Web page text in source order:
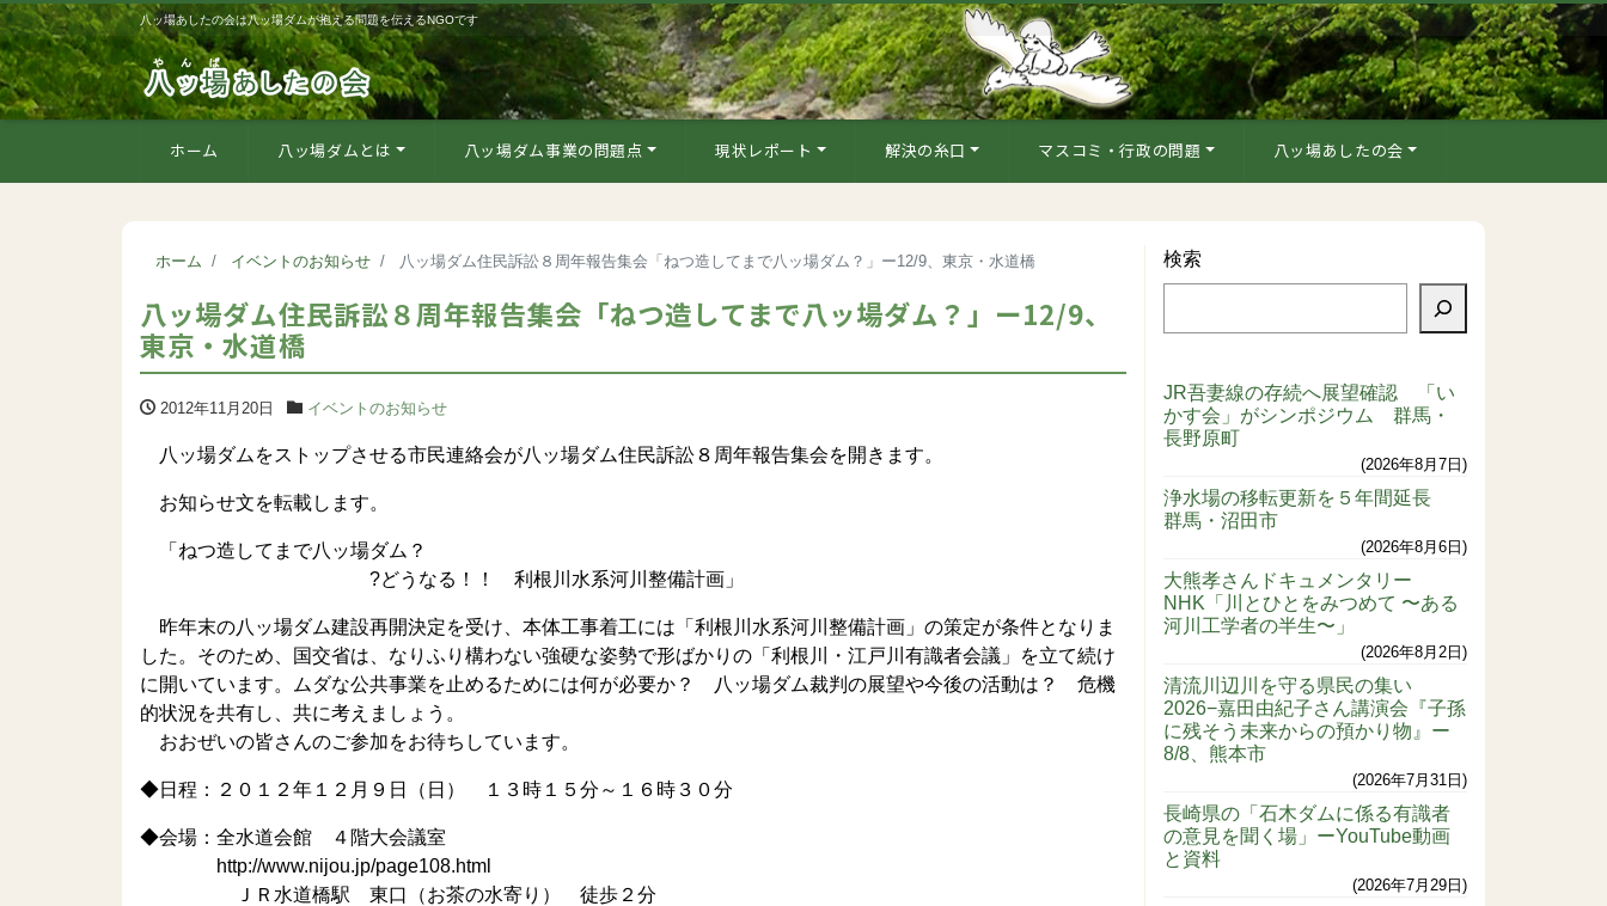
八ッ場あしたの会は八ッ場ダムが抱える問題を伝えるNGOです
ホーム 八ッ場ダムとは 八ッ場ダム事業の問題点 現状レポート 解決の糸口 マスコミ・行政の問題 八ッ場あしたの会
ホーム イベントのお知らせ 八ッ場ダム住民訴訟８周年報告集会「ねつ造してまで八ッ場ダム？」ー12/9、東京・水道橋
八ッ場ダム住民訴訟８周年報告集会「ねつ造してまで八ッ場ダム？」ー12/9、
東京・水道橋
2012年11月20日 イベントのお知らせ
八ッ場ダムをストップさせる市民連絡会が八ッ場ダム住民訴訟８周年報告集会を開きます。
お知らせ文を転載します。
「ねつ造してまで八ッ場ダム？
?どうなる！！ 利根川水系河川整備計画」
昨年末の八ッ場ダム建設再開決定を受け、本体工事着工には「利根川水系河川整備計画」の策定が条件となりま
した。そのため、国交省は、なりふり構わない強硬な姿勢で形ばかりの「利根川・江戸川有識者会議」を立て続け
に開いています。ムダな公共事業を止めるためには何が必要か？ 八ッ場ダム裁判の展望や今後の活動は？ 危機
的状況を共有し、共に考えましょう。
おおぜいの皆さんのご参加をお待ちしています。
◆日程：２０１２年１２月９日（日） １３時１５分～１６時３０分
◆会場：全水道会館 ４階大会議室
http://www.nijou.jp/page108.html
ＪＲ水道橋駅 東口（お茶の水寄り） 徒歩２分
検索
JR吾妻線の存続へ展望確認 「い
かす会」がシンポジウム 群馬・
長野原町
2026年8月7日
浄水場の移転更新を５年間延長
群馬・沼田市
2026年8月6日
大熊孝さんドキュメンタリー
NHK「川とひとをみつめて 〜ある
河川工学者の半生〜」
2026年8月2日
清流川辺川を守る県民の集い
2026−嘉田由紀子さん講演会『子孫
に残そう未来からの預かり物』ー
8/8、熊本市
2026年7月31日
長崎県の「石木ダムに係る有識者
の意見を聞く場」ーYouTube動画
と資料
2026年7月29日